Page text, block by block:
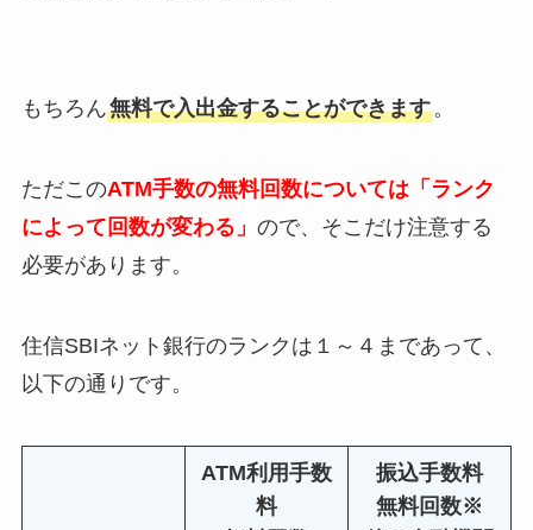
もちろん無料で入出金することができます。
ただこのATM手数の無料回数については「ランク
によって回数が変わる」 ので、そこだけ注意する
必要があります。
住信SBIネット銀行のランクは１～４まであって、
以下の通りです。
ATM利用手数
料
振込手数料
無料回数※